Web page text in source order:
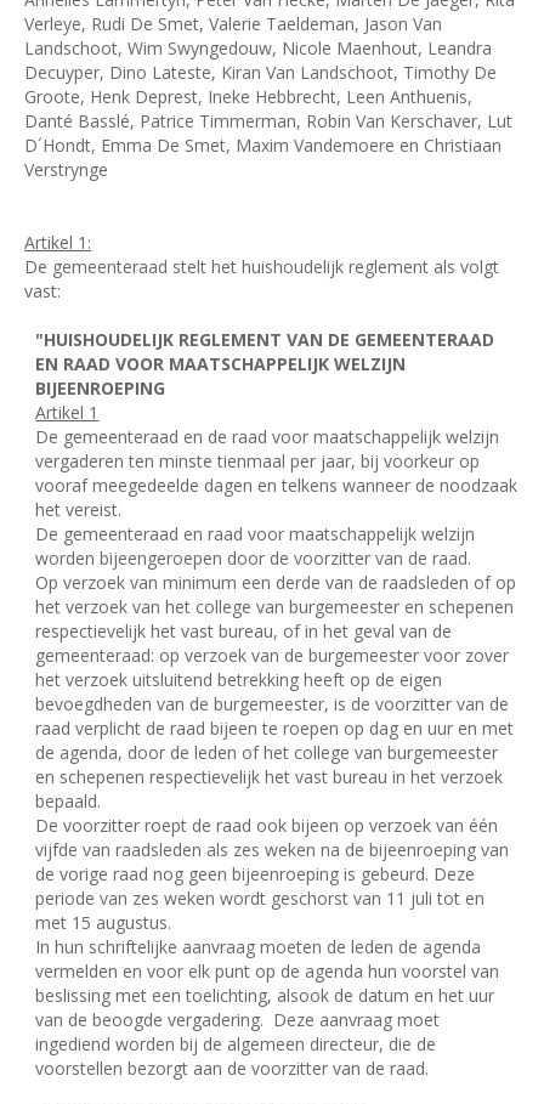
Verleye, Rudi De Smet, Valerie Taeldeman, Jason Van
Landschoot, Wim Swyngedouw, Nicole Maenhout, Leandra
Decuyper, Dino Lateste, Kiran Van Landschoot, Timothy De
Groote, Henk Deprest, Ineke Hebbrecht, Leen Anthuenis,
Danté Basslé, Patrice Timmerman, Robin Van Kerschaver, Lut
D´Hondt, Emma De Smet, Maxim Vandemoere en Christiaan
Verstrynge
Artikel 1:
De gemeenteraad stelt het huishoudelijk reglement als volgt
vast:
"HUISHOUDELIJK REGLEMENT VAN DE GEMEENTERAAD
EN RAAD VOOR MAATSCHAPPELIJK WELZIJN
BIJEENROEPING
Artikel 1
De gemeenteraad en de raad voor maatschappelijk welzijn
vergaderen ten minste tienmaal per jaar, bij voorkeur op
vooraf meegedeelde dagen en telkens wanneer de noodzaak
het vereist.
De gemeenteraad en raad voor maatschappelijk welzijn
worden bijeengeroepen door de voorzitter van de raad.
Op verzoek van minimum een derde van de raadsleden of op
het verzoek van het college van burgemeester en schepenen
respectievelijk het vast bureau, of in het geval van de
gemeenteraad: op verzoek van de burgemeester voor zover
het verzoek uitsluitend betrekking heeft op de eigen
bevoegdheden van de burgemeester, is de voorzitter van de
raad verplicht de raad bijeen te roepen op dag en uur en met
de agenda, door de leden of het college van burgemeester
en schepenen respectievelijk het vast bureau in het verzoek
bepaald.
De voorzitter roept de raad ook bijeen op verzoek van één
vijfde van raadsleden als zes weken na de bijeenroeping van
de vorige raad nog geen bijeenroeping is gebeurd. Deze
periode van zes weken wordt geschorst van 11 juli tot en
met 15 augustus.
In hun schriftelijke aanvraag moeten de leden de agenda
vermelden en voor elk punt op de agenda hun voorstel van
beslissing met een toelichting, alsook de datum en het uur
van de beoogde vergadering. Deze aanvraag moet
ingediend worden bij de algemeen directeur, die de
voorstellen bezorgt aan de voorzitter van de raad.